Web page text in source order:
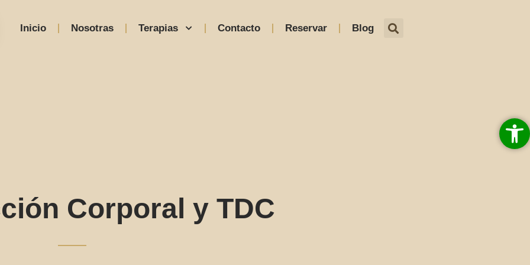
Inicio Nosotras Terapias Contacto Reservar Blog
Corporal y TDC
Abrir